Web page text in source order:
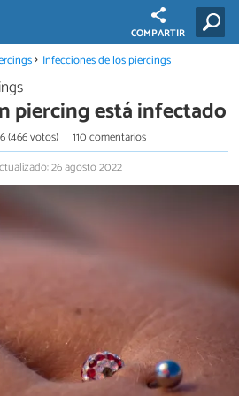
COMPARTIR
Infecciones de los piercings
piercing está infectado
(466 votos)
110 comentarios
26 agosto 2022